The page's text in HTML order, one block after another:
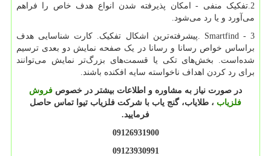
2.تفکیک منفی - امکان پذیرفته شدن انواع هدف خاص را فراهم
می‌آورد و یا رد می‌شود.
3
. Smartfind - پیشرفته‌ترین اشکال تفکیک. کارت شناسایی هدف
براساس خواص رسانا و رسانا در یک صفحه نمایش دو بعدی ترسیم
شده‌است. بخش‌های تکی یا قسمت‌های بزرگ‌تر نمایش می‌توانند
برای رد کردن اهداف ناخواسته سایه افکنده باشند.
در صورت نیاز به مشاوره و اطلاعات بیشتر در خصوص فروش
فلزیاب ، طلایاب، گنج یاب با شرکت فلزیاب تیوا تماس حاصل
فرمایید.
09126931900
09123930991